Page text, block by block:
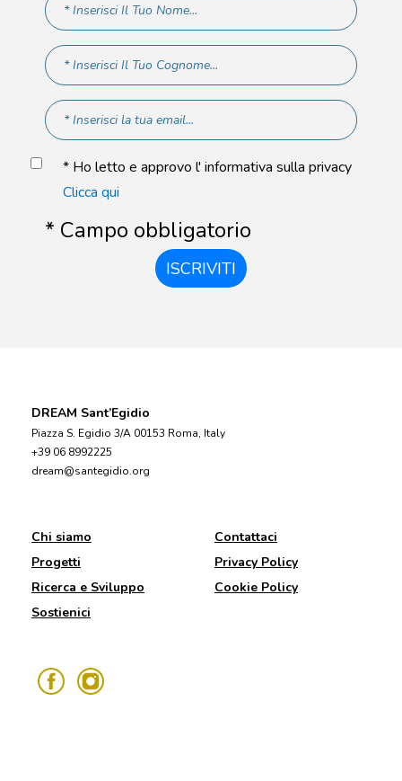
* Ho letto e approvo l' informativa sulla privacy
Clicca qui
* Campo obbligatorio
ISCRIVITI
DREAM Sant’Egidio
Piazza S. Egidio 3/A 00153 Roma, Italy
+39 06 8992225
dream@santegidio.org
Chi siamo
Progetti
Ricerca e Sviluppo
Sostienici
Contattaci
Privacy Policy
Cookie Policy